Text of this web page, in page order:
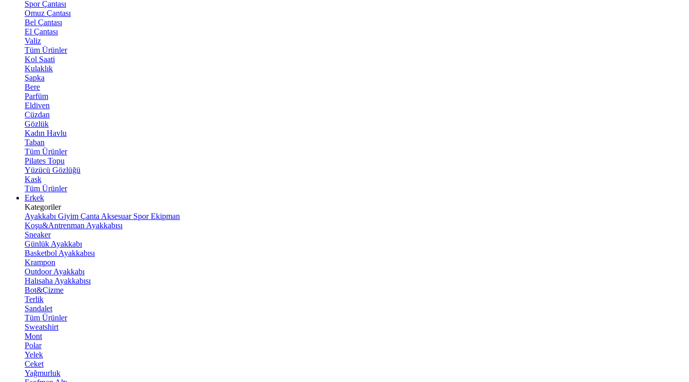
Spor Çantası
Omuz Çantası
Bel Çantası
El Çantası
Valiz
Tüm Ürünler
Kol Saati
Kulaklık
Şapka
Bere
Parfüm
Eldiven
Cüzdan
Gözlük
Kadın Havlu
Taban
Tüm Ürünler
Pilates Topu
Yüzücü Gözlüğü
Kask
Tüm Ürünler
Erkek
Kategoriler
Ayakkabı Giyim Çanta Aksesuar Spor Ekipman
Koşu&Antrenman Ayakkabısı
Sneaker
Günlük Ayakkabı
Basketbol Ayakkabısı
Krampon
Outdoor Ayakkabı
Halısaha Ayakkabısı
Bot&Çizme
Terlik
Sandalet
Tüm Ürünler
Sweatshirt
Mont
Polar
Yelek
Ceket
Yağmurluk